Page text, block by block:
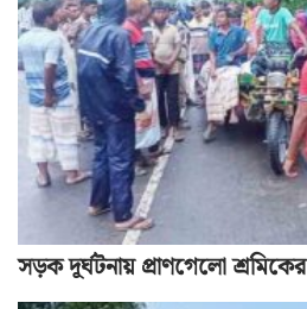
সড়ক দূর্ঘটনায় প্রাণগেলো শ্রমিকের